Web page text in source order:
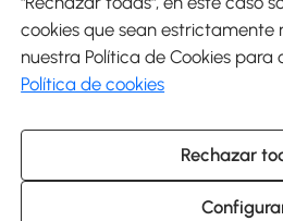
Google
931 29 45 12 (L-V de
C/ Roc Gros, nº 15. 08550 Els
cookies que sean estrictamente
nuestra Política de Cookies para
Política de cookies
Rechazar